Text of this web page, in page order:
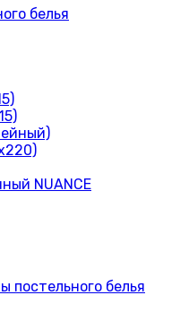
белья
NUANCE
постельного белья